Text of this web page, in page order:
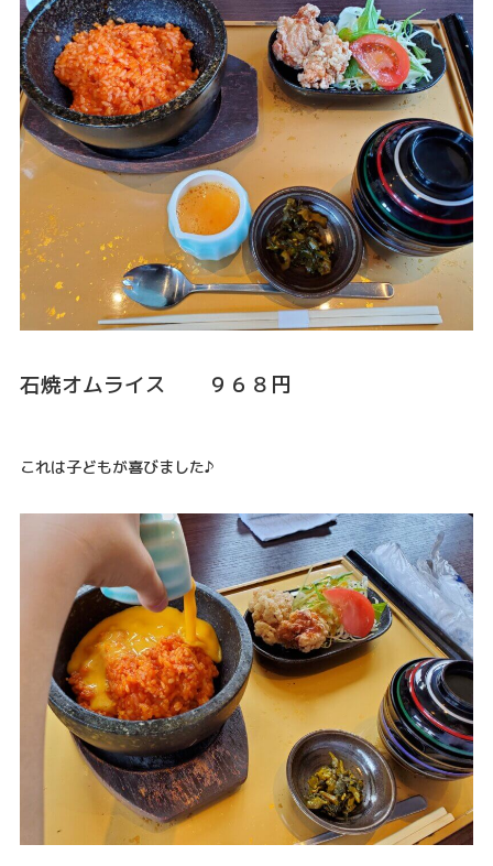
石焼オムライス ９６８円
これは子どもが喜びました♪